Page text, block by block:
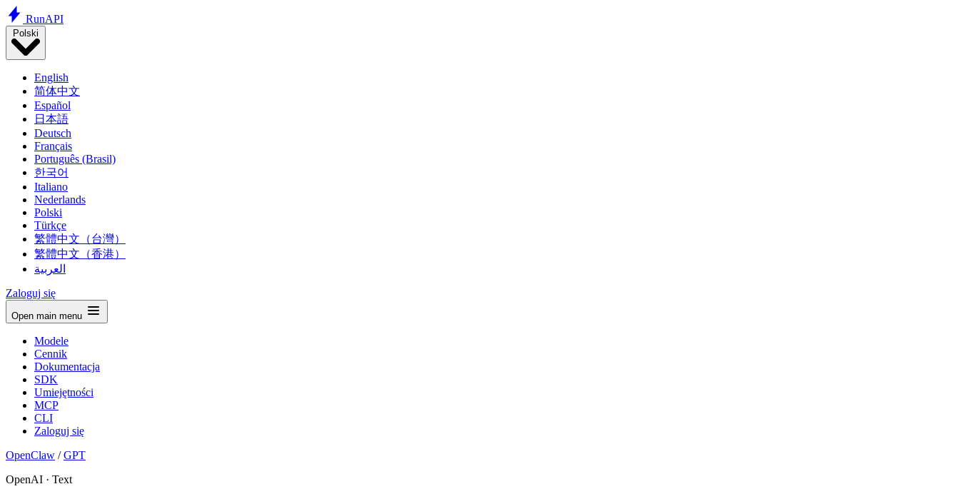
RunAPI
Polski
English
简体中文
Español
日本語
Deutsch
Français
Português (Brasil)
한국어
Italiano
Nederlands
Polski
Türkçe
繁體中文（台灣）
繁體中文（香港）
العربية
Zaloguj się
Open main menu
Modele
Cennik
Dokumentacja
SDK
Umiejętności
MCP
CLI
Zaloguj się
OpenClaw /GPT
OpenAI · Text